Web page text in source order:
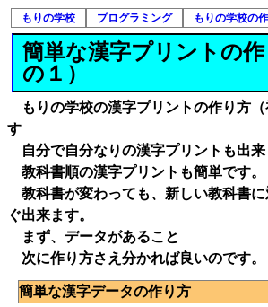
もりの学校 プログラミング もりの学校の
簡単な漢字プリントの
の１）
もりの学校の漢字プリントの作り方（
す
自分で自分なりの漢字プリントも出来
教科書順の漢字プリントも簡単です。
教科書が変わっても、新しい教科書
ぐ出来ます。
まず、データがあること
次に作り方さえ分かれば良いのです。
簡単な漢字データの作り方